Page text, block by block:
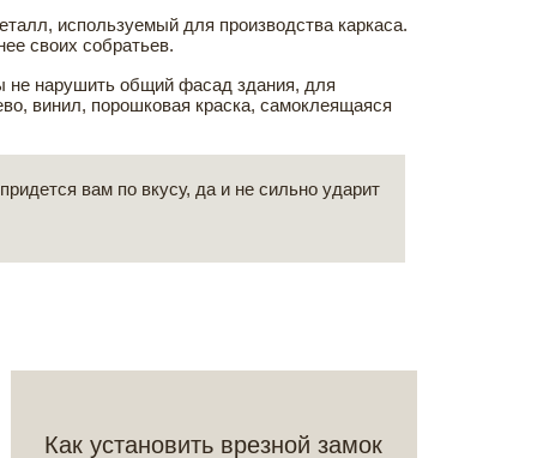
используемый для производства каркаса.
своих собратьев.
не нарушить общий фасад здания, для
винил, порошковая краска, самоклеящаяся
вам по вкусу, да и не сильно ударит
Как установить врезной замок